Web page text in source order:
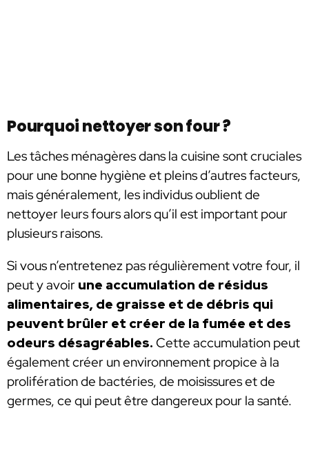
Pourquoi nettoyer son four ?
Les tâches ménagères dans la cuisine sont cruciales
pour une bonne hygiène et pleins d’autres facteurs,
mais généralement, les individus oublient de
nettoyer leurs fours alors qu’il est important pour
plusieurs raisons.
Si vous n’entretenez pas régulièrement votre four, il
peut y avoir une accumulation de résidus
alimentaires, de graisse et de débris qui
peuvent brûler et créer de la fumée et des
odeurs désagréables. Cette accumulation peut
également créer un environnement propice à la
prolifération de bactéries, de moisissures et de
germes, ce qui peut être dangereux pour la santé.